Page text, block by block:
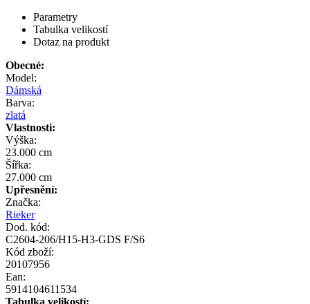
Parametry
Tabulka velikostí
Dotaz na produkt
Obecné:
Model:
Dámská
Barva:
zlatá
Vlastnosti:
Výška:
23.000 cm
Šířka:
27.000 cm
Upřesnění:
Značka:
Rieker
Dod. kód:
C2604-206/H15-H3-GDS F/S6
Kód zboží:
20107956
Ean:
5914104611534
Tabulka velikostí: